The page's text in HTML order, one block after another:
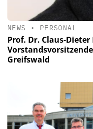
NEWS • PERSONAL
Prof. Dr. Claus-
Greifswald